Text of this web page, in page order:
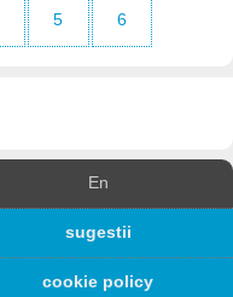
5 6
En
sugestii
cookie policy